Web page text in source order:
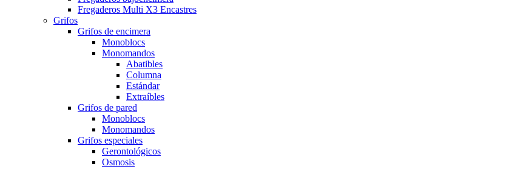
Fregaderos Multi X3 Encastres
Grifos
Grifos de encimera
Monoblocs
Monomandos
Abatibles
Columna
Estándar
Extraíbles
Grifos de pared
Monoblocs
Monomandos
Grifos especiales
Gerontológicos
Osmosis